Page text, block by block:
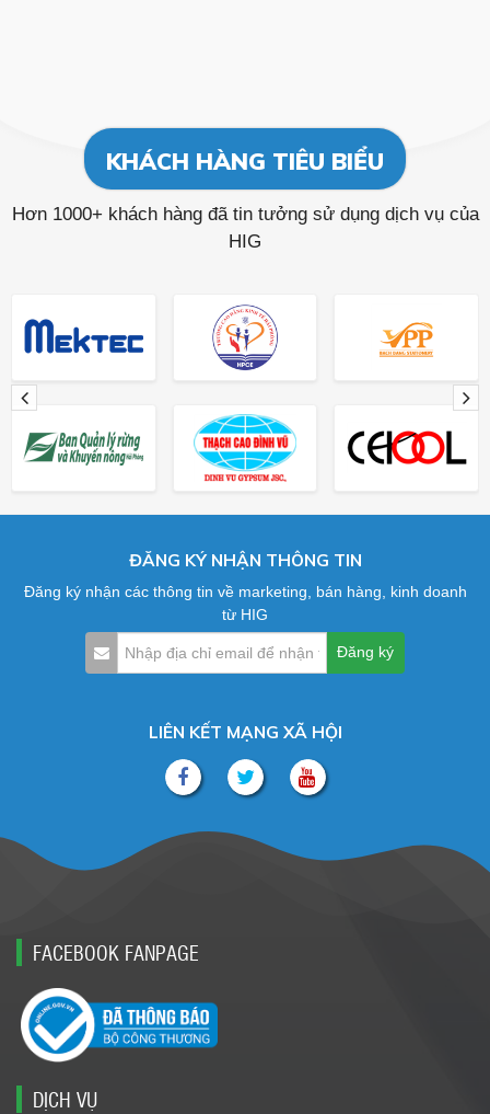
KHÁCH HÀNG TIÊU BIỂU
Hơn 1000+ khách hàng đã tin tưởng sử dụng dịch vụ của
HIG
ĐĂNG KÝ NHẬN THÔNG TIN
Đăng ký nhận các thông tin về marketing, bán hàng, kinh doanh
từ HIG
LIÊN KẾT MẠNG XÃ HỘI
FACEBOOK FANPAGE
DỊCH VỤ